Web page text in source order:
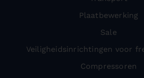
Plaatbewerking
Sale
Veiligheidsinrichtingen voor
Compressoren